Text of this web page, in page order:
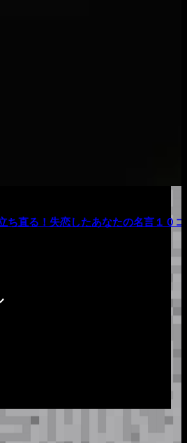
ち直る！失恋したあなたの名言１０コ